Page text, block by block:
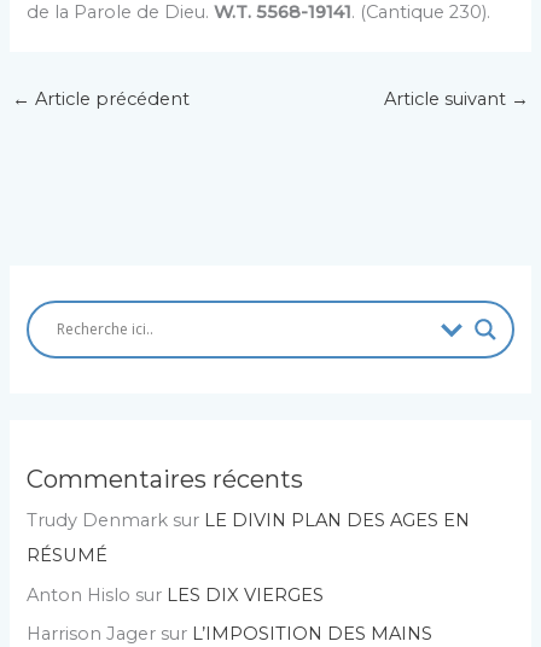
de la Parole de Dieu.W.T. 5568-19141. (Cantique 230).
← Article précédent Article suivant →
Commentaires récents
Trudy Denmark sur LE DIVIN PLAN DES AGES EN
RÉSUMÉ
Anton Hislo sur LES DIX VIERGES
Harrison Jager sur L’IMPOSITION DES MAINS